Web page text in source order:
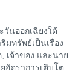
นออกเฉียงใต้
มทรัพย์เป็นเรื่อง
เจ้าของ และนาย
อัตราการเติบโต